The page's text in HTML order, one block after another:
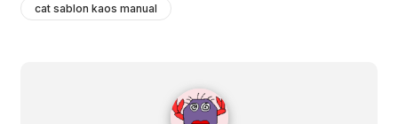
cat sablon kaos manual